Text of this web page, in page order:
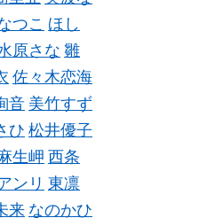
つこ ほし
原さな 雛
佐々木恋海
音 美竹すず
ひ 松井優子
生岬 西条
ンリ 東凛
来 なのかひ